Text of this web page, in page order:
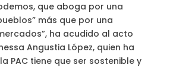
que aboga por una
más que por una
ha acudido al acto
Angustia López, quien ha
PAC tiene que ser sostenible y